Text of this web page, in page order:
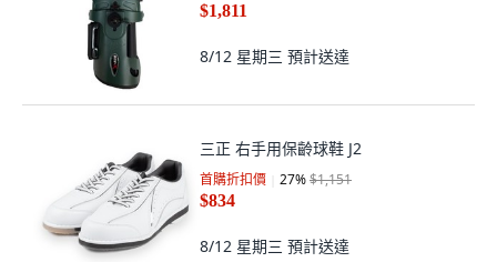
$1,811
8/12 星期三 預計送達
三正 右手用保齡球鞋 J2
首購折扣價 27%$1,151
$834
8/12 星期三 預計送達